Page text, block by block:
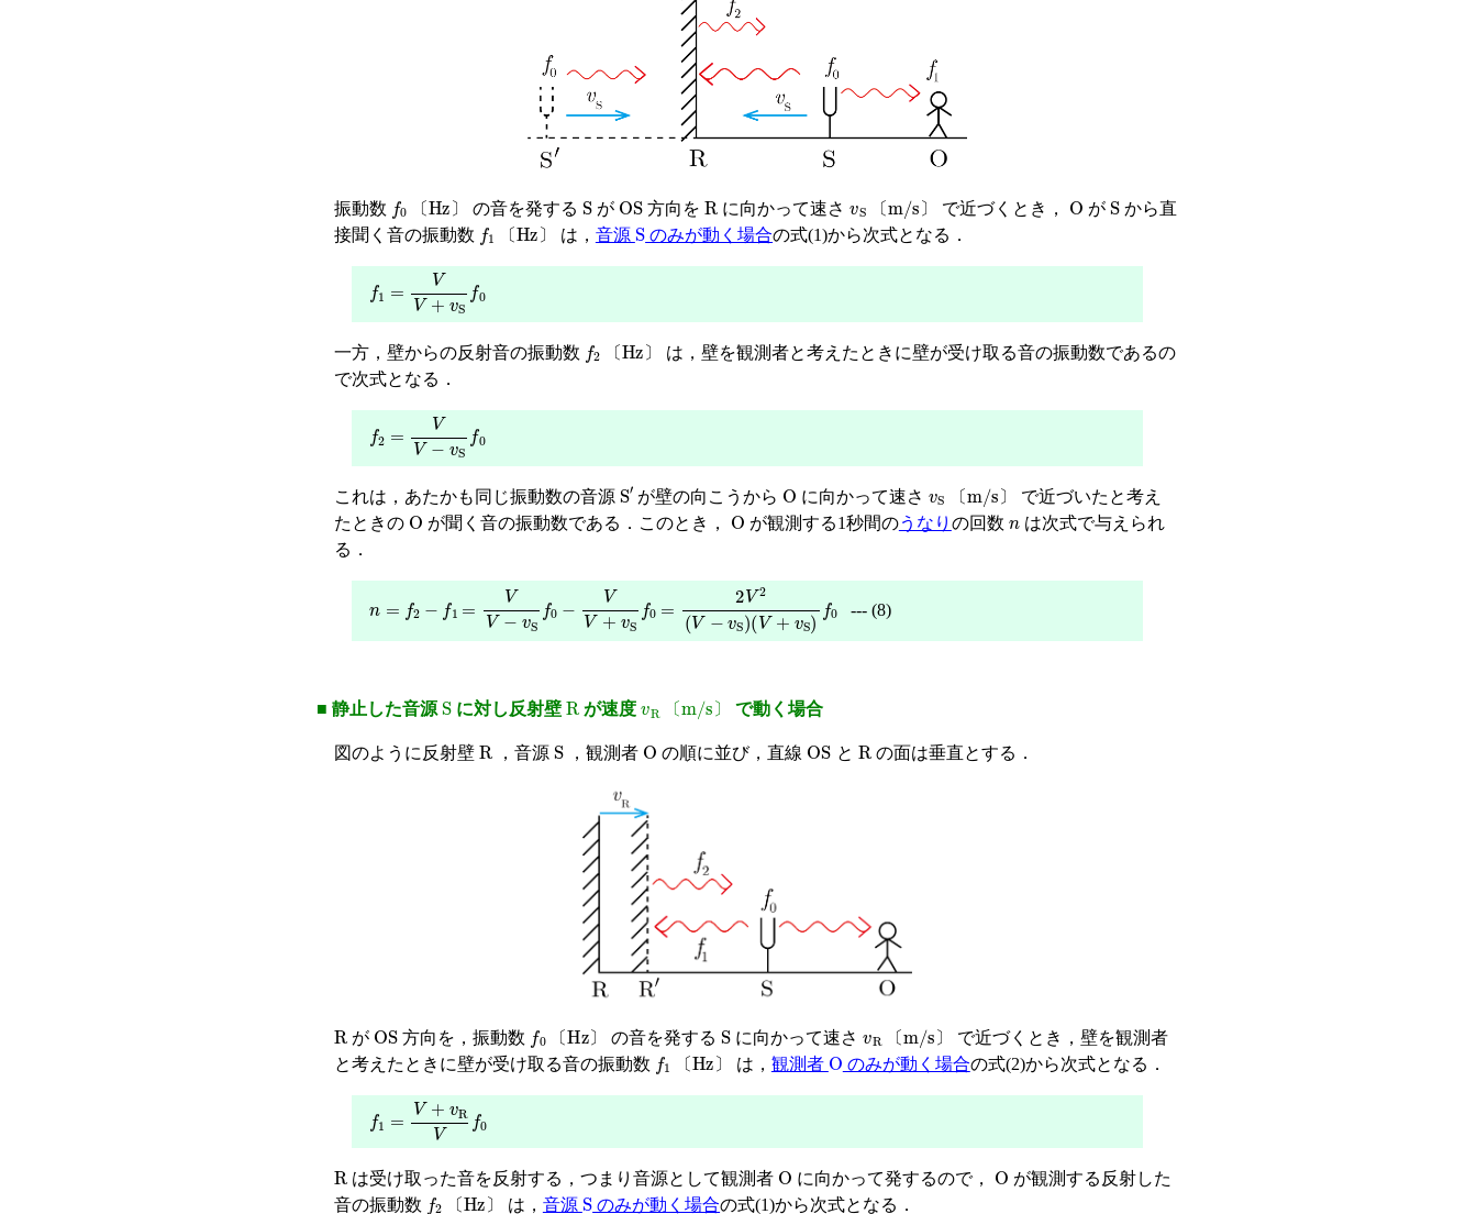
振動数 f0
〔 〕
〔Hz 〕 の音を発する S が OS 方向をR に向かって速さ 〔 〕
〔 m/s 〕 で近づくとき， O が Sから直
接聞く音の振動数 f1
〔 〕
〔Hz 〕 は， 音源 S のみが動く場合の式(1)から次式となる．
f1 v
一方，壁からの反射音の振動数 f2
〔 〕
〔Hz 〕
は，壁を観測者と考えたときに壁が受け取る音の振動数であるの
で次式となる．
f2 v
これは，あたかも同じ振動数の音源 S′ が壁の向こうから O に向かって速さ 〔 〕
〔 m/s 〕
で近づいたと考え
たときの O が聞く音の振動数である．このとき， O が観測する1秒間のうなり の回数
は次式で与えられ
る．
− −v − Sf vS)( 0 --- (8)
■ 静止した音源 S に対し反射壁R が速度 〔 〕
〔 m/s 〕 で動く場合
図のように反射壁 R ，音源 S ，観測者 O の順に並び，直線 OS と Rの面は垂直とする．
R が OS 方向を，振動数 f0
〔 〕
〔Hz 〕 の音を発する S に向かって速さ 〔 〕
〔 m/s 〕
で近づくとき，壁を観測者
と考えたときに壁が受け取る音の振動数 f1
〔 〕
〔Hz 〕 は， 観測者 O のみが動く場合の式(2)から次式となる．
f1 +v RVf0
R は受け取った音を反射する，つまり音源として観測者 O に向かって発するので， O が観測する反射した
音の振動数 f2
〔 〕
〔Hz〕 は， 音源 S のみが動く場合の式(1)から次式となる．